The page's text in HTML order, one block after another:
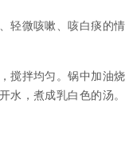
轻微咳嗽、咳白痰的情
搅拌均匀。锅中加油烧
水，煮成乳白色的汤。